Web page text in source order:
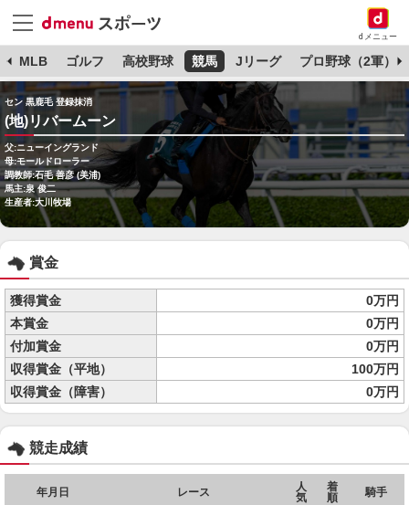
dメニュー
MLB ゴルフ 高校野球 競馬 Jリーグ プロ野球（2軍）
セン 黒鹿毛 登録抹消
(地)リバームーン
父:ニューイングランド
母:モールドローラー
調教師:石毛 善彦 (美浦)
馬主:泉 俊二
生産者:大川牧場
賞金
獲得賞金
0万円
本賞金
0万円
付加賞金
0万円
収得賞金（平地）
100万円
収得賞金（障害）
0万円
競走成績
年月日 レース
人
気
着
順
騎手